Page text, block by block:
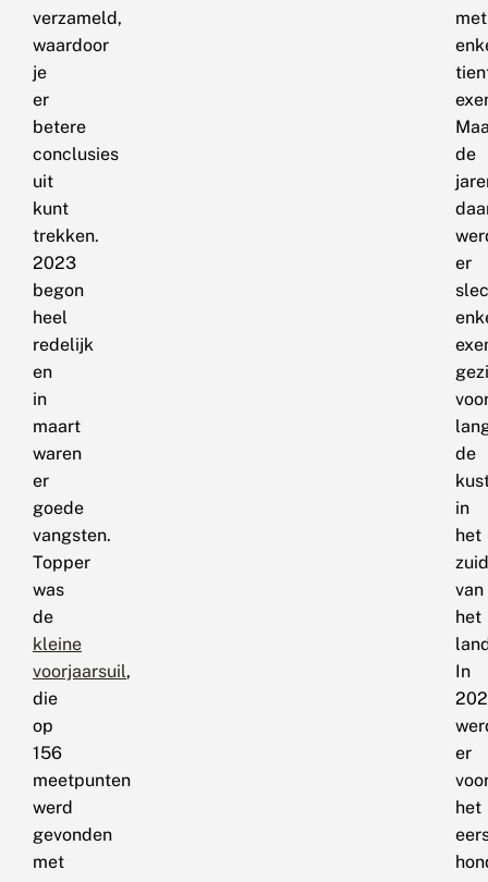
verzameld,
waardoor
je
er
betere
conclusies
uit
kunt
trekken.
2023
begon
heel
redelijk
en
in
maart
waren
er
goede
vangsten.
Topper
was
de
kleine
voorjaarsuil,
die
op
156
meetpunten
werd
gevonden
met
met
de
er
de
in
het
van
het
In
er
het